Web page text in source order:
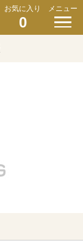
お気に入り
0
メニュー